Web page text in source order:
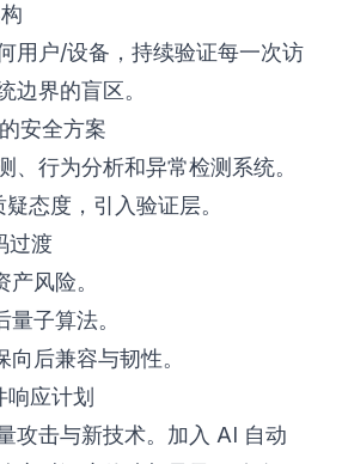
用户/设备，持续验证每一次访
边界的盲区。
安全方案
、行为分析和异常检测系统。
态度，引入验证层。
过渡
风险。
子算法。
后兼容与韧性。
响应计划
攻击与新技术。加入 AI 自动